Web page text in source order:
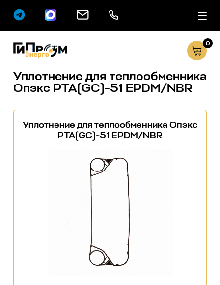
Сервисные
0
Уплотнение для теплообменника
Опэкс РТА(GC)-51 EPDM/NBR
Уплотнение для теплообменника Опэкс
РТА(GC)-51 EPDM/NBR